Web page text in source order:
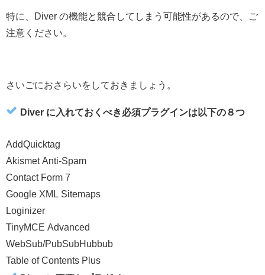
特に、Diver の機能と競合してしまう可能性があるので、ご
注意ください。
さいごにおさらいをしておきましょう。
Diver に入れておくべき必須プラグインは以下の８つ
AddQuicktag
Akismet Anti-Spam
Contact Form 7
Google XML Sitemaps
Loginizer
TinyMCE Advanced
WebSub/PubSubHubbub
Table of Contents Plus